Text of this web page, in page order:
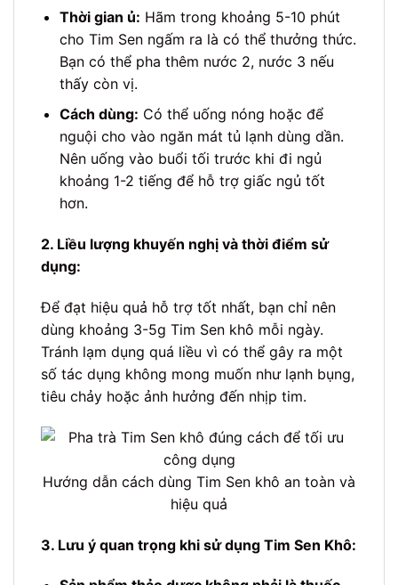
Thời gian ủ: Hãm trong khoảng 5-10 phút
cho Tim Sen ngấm ra là có thể thưởng thức.
Bạn có thể pha thêm nước 2, nước 3 nếu
thấy còn vị.
Cách dùng: Có thể uống nóng hoặc để
nguội cho vào ngăn mát tủ lạnh dùng dần.
Nên uống vào buổi tối trước khi đi ngủ
khoảng 1-2 tiếng để hỗ trợ giấc ngủ tốt
hơn.
2. Liều lượng khuyến nghị và thời điểm sử
dụng:
Để đạt hiệu quả hỗ trợ tốt nhất, bạn chỉ nên
dùng khoảng 3-5g Tim Sen khô mỗi ngày.
Tránh lạm dụng quá liều vì có thể gây ra một
số tác dụng không mong muốn như lạnh bụng,
tiêu chảy hoặc ảnh hưởng đến nhịp tim.
Hướng dẫn cách dùng Tim Sen khô an toàn và
hiệu quả
3. Lưu ý quan trọng khi sử dụng Tim Sen Khô: